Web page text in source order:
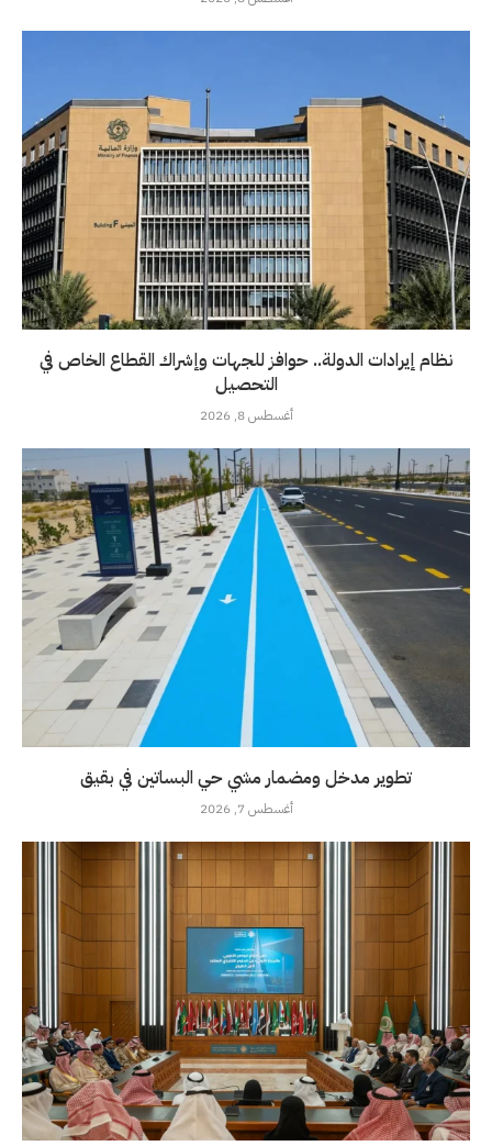
نظام إيرادات الدولة.. حوافز للجهات وإشراك القطاع الخاص في
التحصيل
أغسطس 8, 2026
تطوير مدخل ومضمار مشي حي البساتين في بقيق
أغسطس 7, 2026